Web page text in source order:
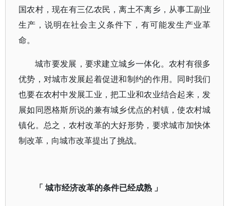
国农村，现在有三亿农民，离土不离乡，从事工副业
生产，说明在社会主义条件下，有可能发生产业革
命。
城市要发展，要求建立城乡一体化。农村有很多
优势，对城市发展起着促进和制约的作用。同时我们
也要在农村中发展工业，把工业和农业结合起来，发
展如同恩格斯所说的兼有城乡优点的村镇，使农村城
镇化。总之，农村改革的大好形势，要求城市加快体
制改革，向城市改革提出了挑战。
「 城市经济改革的条件已经成熟 」